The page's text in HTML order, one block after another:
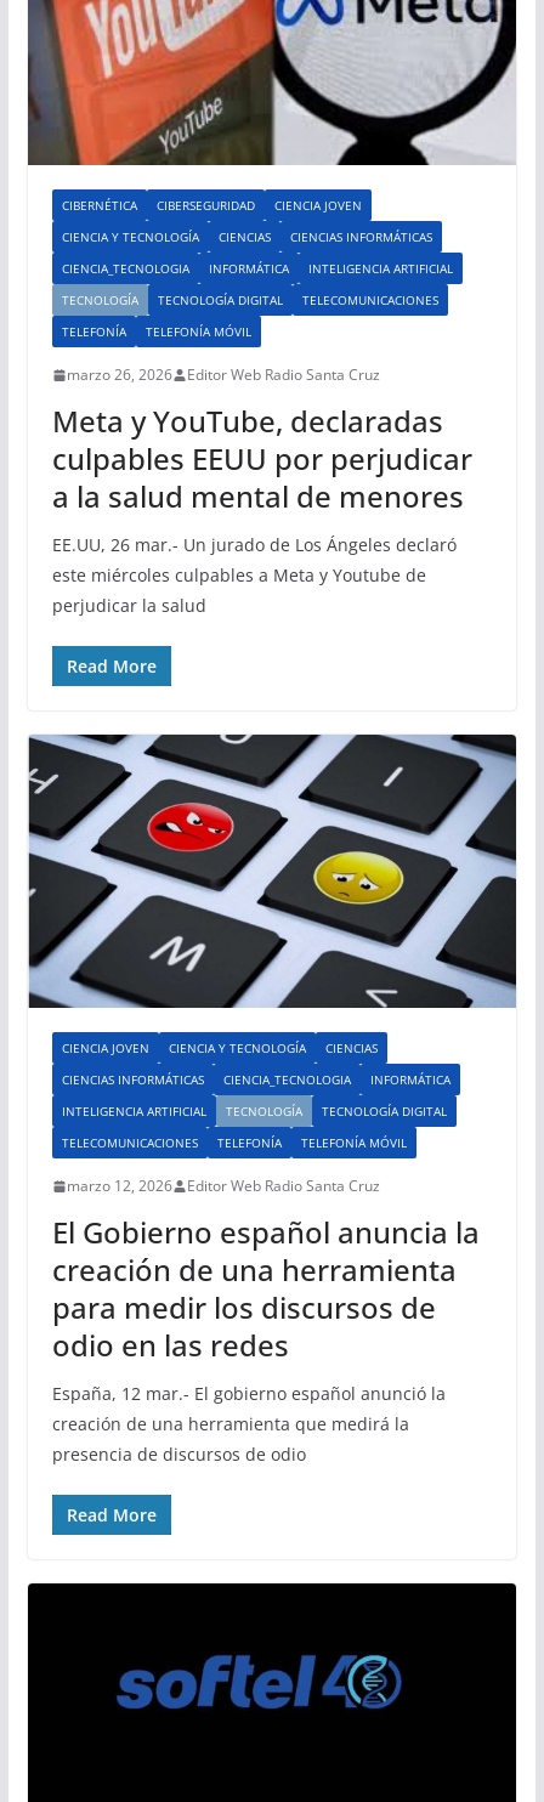
CIBERNÉTICA CIBERSEGURIDAD
CIENCIA JOVEN
CIENCIA Y TECNOLOGÍA
CIENCIAS
CIENCIAS INFORMÁTICAS
CIENCIA_TECNOLOGIA
INFORMÁTICA
INTELIGENCIA ARTIFICIAL
TECNOLOGÍA
TECNOLOGÍA DIGITAL
TELECOMUNICACIONES
TELEFONÍA
TELEFONÍA MÓVIL
marzo 26, 2026 Editor Web Radio Santa Cruz
Meta y YouTube, declaradas
culpables EEUU por perjudicar
a la salud mental de menores
EE.UU, 26 mar.- Un jurado de Los Ángeles declaró
este miércoles culpables a Meta y Youtube de
perjudicar la salud
Read More
CIENCIA JOVEN CIENCIA Y TECNOLOGÍA
CIENCIAS
CIENCIAS INFORMÁTICAS
CIENCIA_TECNOLOGIA
INFORMÁTICA
INTELIGENCIA ARTIFICIAL
TECNOLOGÍA
TECNOLOGÍA DIGITAL
TELECOMUNICACIONES
TELEFONÍA TELEFONÍA MÓVIL
marzo 12, 2026 Editor Web Radio Santa Cruz
El Gobierno español anuncia la
creación de una herramienta
para medir los discursos de
odio en las redes
España, 12 mar.- El gobierno español anunció la
creación de una herramienta que medirá la
presencia de discursos de odio
Read More